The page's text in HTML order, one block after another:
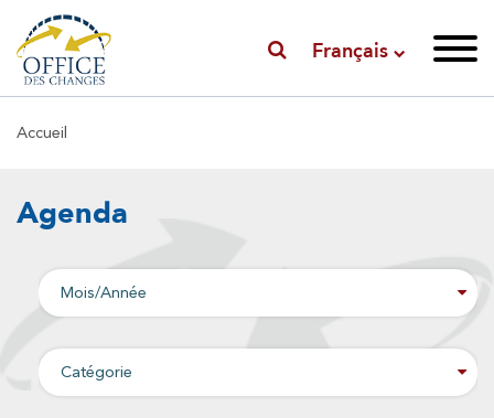
Français
Fil
Accueil
Agenda